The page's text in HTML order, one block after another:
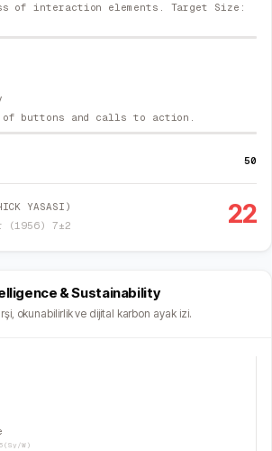
of interaction elements. Target Size:
of buttons and calls to action.
50
YASASI)
7±2
22
& Sustainability
okunabilirlik ve dijital karbon ayak izi.
W)